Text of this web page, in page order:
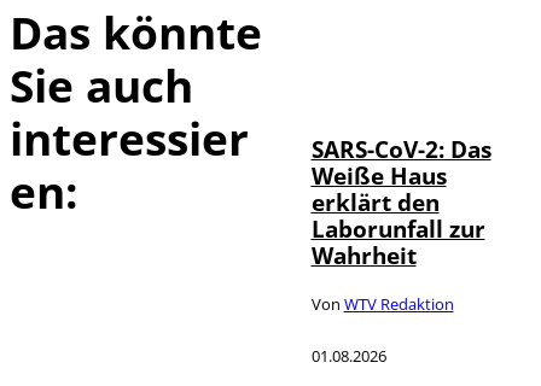
Das könnte
Sie auch
interessier
en:
SARS-CoV-2: Das
Weiße Haus
erklärt den
Laborunfall zur
Wahrheit
Von WTV Redaktion
01.08.2026